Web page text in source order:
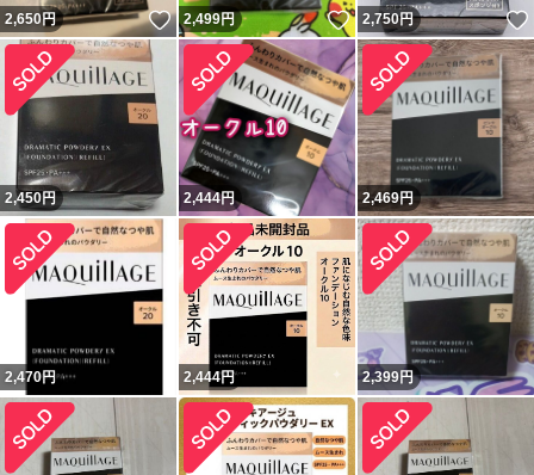
2,650円 いいね！
2,499円 いいね！
2,750円
2,450円 2,444円 2,469円
2,470円 2,444円 2,399円